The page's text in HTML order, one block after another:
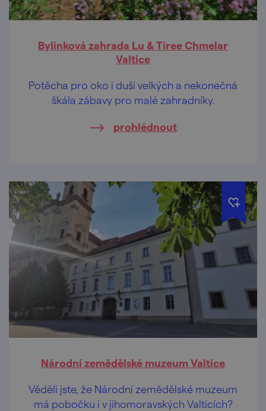
Bylinková zahrada Lu & Tiree Chmelar
Valtice
Potěcha pro oko i duši velkých a nekonečná
škála zábavy pro malé zahradníky.
prohlédnout
Národní zemědělské muzeum Valtice
Věděli jste, že Národní zemědělské muzeum
má pobočku i v jihomoravských Valticích?